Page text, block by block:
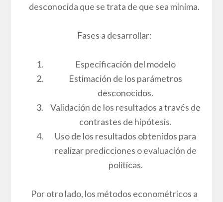
desconocida que se trata de que sea mínima.
Fases a desarrollar:
Especificación del modelo
Estimación de los parámetros
desconocidos.
Validación de los resultados a través de
contrastes de hipótesis.
Uso de los resultados obtenidos para
realizar predicciones o evaluación de
políticas.
Por otro lado, los métodos econométricos a